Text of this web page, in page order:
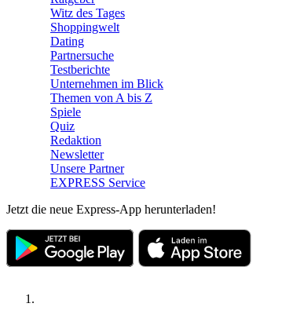
Witz des Tages
Shoppingwelt
Dating
Partnersuche
Testberichte
Unternehmen im Blick
Themen von A bis Z
Spiele
Quiz
Redaktion
Newsletter
Unsere Partner
EXPRESS Service
Jetzt die neue Express-App herunterladen!